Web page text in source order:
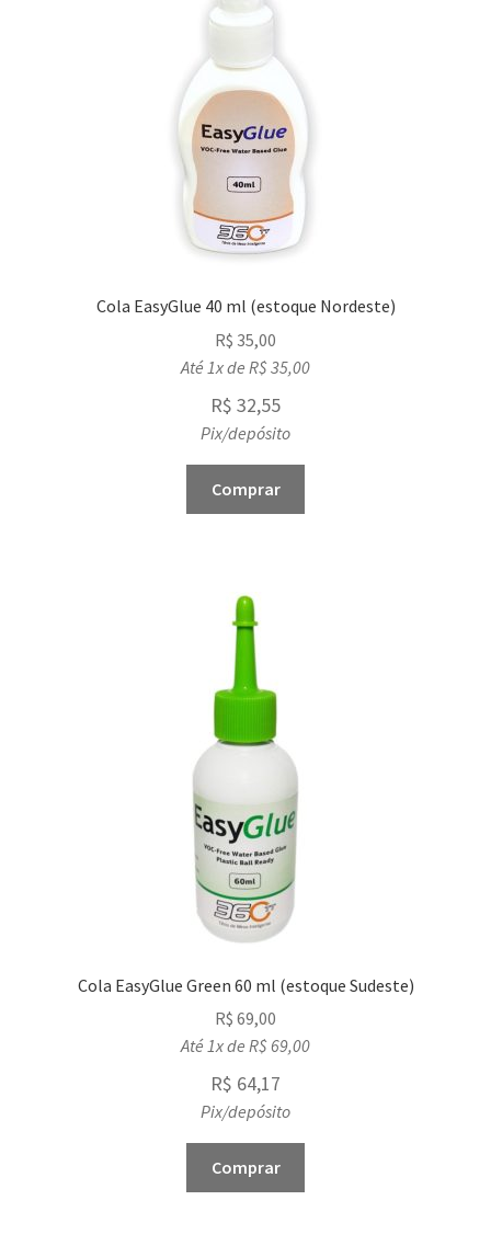
Cola EasyGlue 40 ml (estoque Nordeste)
R$ 35,00
Até 1x de R$35,00
R$ 32,55
Pix/depósito
Comprar
Cola EasyGlue Green 60 ml (estoque Sudeste)
R$ 69,00
Até 1x de R$69,00
R$ 64,17
Pix/depósito
Comprar